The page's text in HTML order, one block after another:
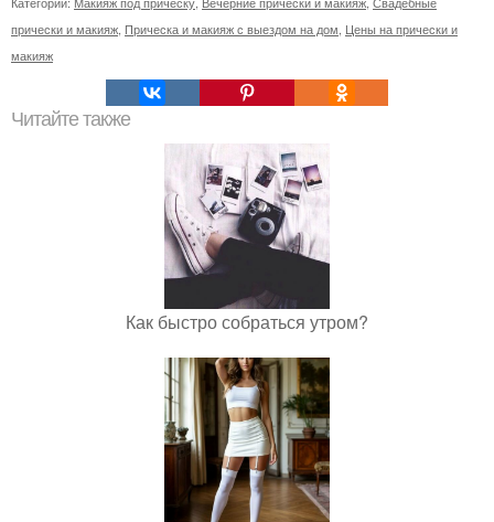
прически и макияж Прическа и макияж с выездом на дом Цены на прически и
макияж
Читайте также
Как быстро собраться утром?